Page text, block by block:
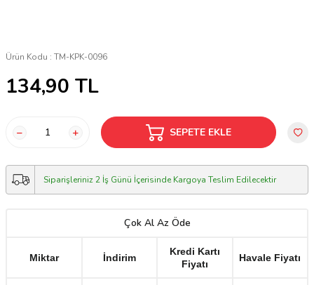
Ürün Kodu : TM-KPK-0096
134,90 TL
SEPETE EKLE
Siparişleriniz 2 İş Günü İçerisinde Kargoya Teslim Edilecektir
Çok Al Az Öde
Miktar İndirim
Kredi Kartı
Fiyatı
Havale Fiyatı